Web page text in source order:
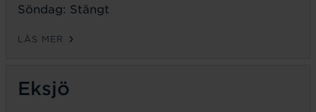
Söndag: Stängt
LÄS MER
Eksjö